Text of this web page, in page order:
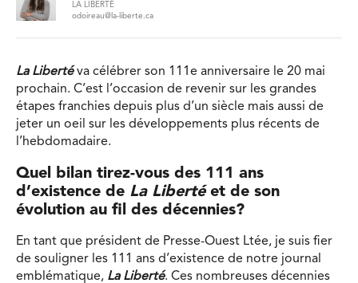
LA LIBERTÉ
odoireau@la-liberte.ca
La Libertéva célébrer son 111e anniversaire le 20 mai
prochain. C’est l’occasion de revenir sur les grandes
étapes franchies depuis plus d’un siècle mais aussi de
jeter un oeil sur les développements plus récents de
l’hebdomadaire.
Quel bilan tirez-vous des 111 ans
d’existence de La Libertéet de son
évolution au fil des décennies?
En tant que président de Presse-Ouest Ltée, je suis fier
de souligner les 111 ans d’existence de notre journal
emblématique, La Liberté. Ces nombreuses décennies